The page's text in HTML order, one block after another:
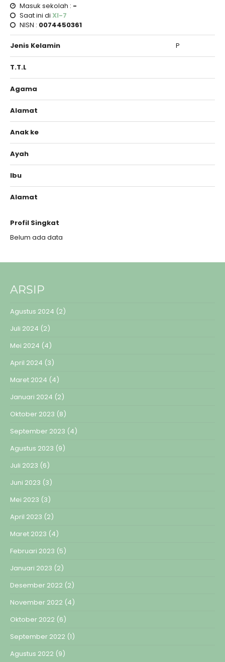
Masuk sekolah : -
Saat ini di XI-7
NISN : 0074450361
Jenis Kelamin P
T.T.L
Agama
Alamat
Anak ke
Ayah
Ibu
Alamat
Profil Singkat
Belum ada data
ARSIP
Agustus 2024 (2)
Juli 2024 (2)
Mei 2024 (4)
April 2024 (3)
Maret 2024 (4)
Januari 2024 (2)
Oktober 2023 (8)
September 2023 (4)
Agustus 2023 (9)
Juli 2023 (6)
Juni 2023 (3)
Mei 2023 (3)
April 2023 (2)
Maret 2023 (4)
Februari 2023 (5)
Januari 2023 (2)
Desember 2022 (2)
November 2022 (4)
Oktober 2022 (6)
September 2022 (1)
Agustus 2022 (9)